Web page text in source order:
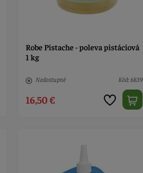
Robe Pistache - poleva pistáciová
1 kg
Nedostupné Kód: 6839
16,50 €